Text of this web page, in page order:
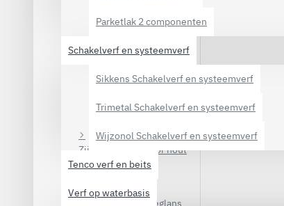
Parketlak 2 componenten
Schakelverf en systeemverf
Sikkens Schakelverf en systeemverf
Trimetal Schakelverf en systeemverf
Wijzonol Schakelverf en systeemverf
Tenco verf en beits
Verf op waterbasis
Trimetal Hoogglans
Wijzonol Hoogglans
Zijdeglans verf voor hout
Flexa Zijdeglans